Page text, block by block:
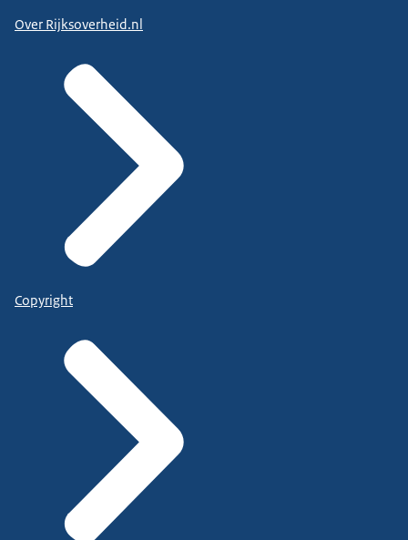
Over Rijksoverheid.nl
Copyright